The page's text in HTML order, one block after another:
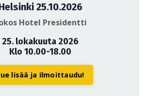
25.10.2026
Hotel Presidentti
25. lokakuuta 2026
Klo 10.00-18.00
lisää ja ilmoittaudu!